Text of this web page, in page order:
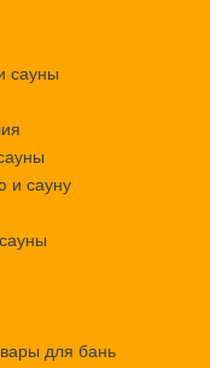
сауны
и сауну
для бань